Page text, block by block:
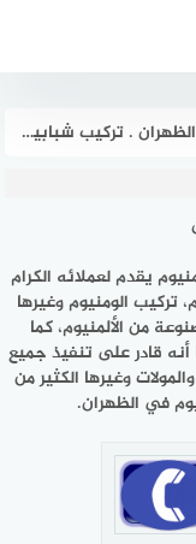
ألمنيوم بالظهران 0595884108 هوم سيرفر
يقدم لعملائه الكرام
تركيب الومنيوم وغيرها
من الألمنيوم، كما
أنه قادر على تنفيذ جميع
وغيرها الكثير من
في الظهران.